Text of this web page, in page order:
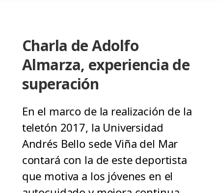
Charla de Adolfo
Almarza, experiencia de
superación
En el marco de la realización de la
teletón 2017, la Universidad
Andrés Bello sede Viña del Mar
contará con la de este deportista
que motiva a los jóvenes en el